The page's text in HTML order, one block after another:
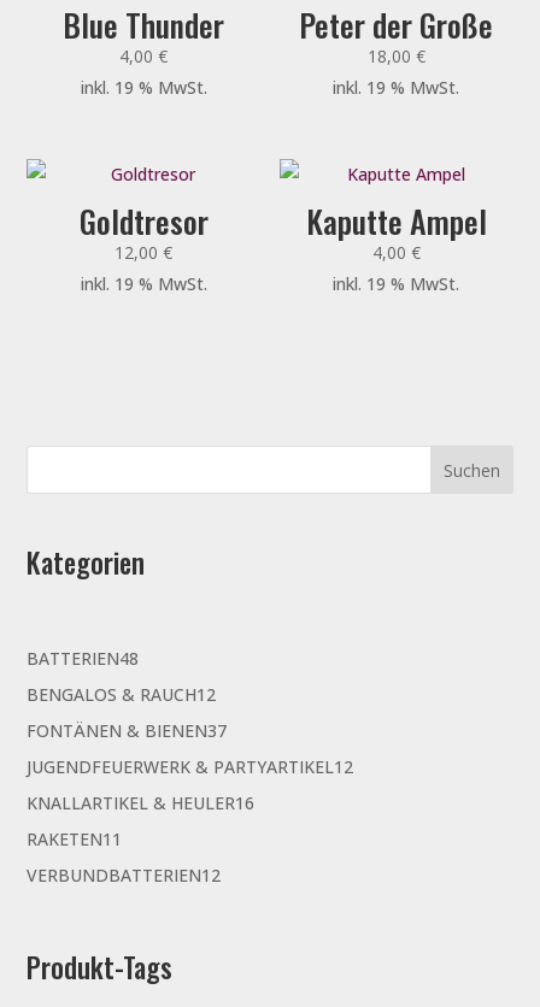
Blue Thunder
4,00€
inkl. 19 % MwSt.
Peter der Große
18,00 €
inkl. 19 % MwSt.
Goldtresor
12,00€
inkl. 19 % MwSt.
Kaputte Ampel
4,00 €
inkl. 19 % MwSt.
Kategorien
BATTERIEN48
Produkte
BENGALOS & RAUCH1212
Produkte
FONTÄNEN & BIENEN3737
Produkte
JUGENDFEUERWERK & PARTYARTIKEL1212
KNALLARTIKEL & HEULER16
RAKETEN11
Produkte
VERBUNDBATTERIEN1212
Produkt-Tags